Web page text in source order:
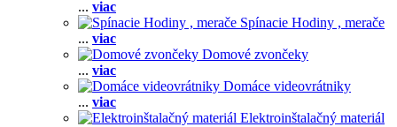
... viac
Spínacie Hodiny , merače
... viac
Domové zvončeky
... viac
Domáce videovrátniky
... viac
Elektroinštalačný materiál